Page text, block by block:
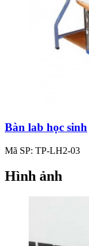
Bàn lab học sinh
Mã SP: TP-LH2-03
Hình ảnh